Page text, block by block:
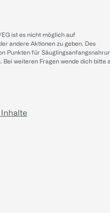
ist es nicht möglich auf
andere Aktionen zu geben. Des
Punkten für
Bei weiteren Fragen wende dich bitte
Inhalte